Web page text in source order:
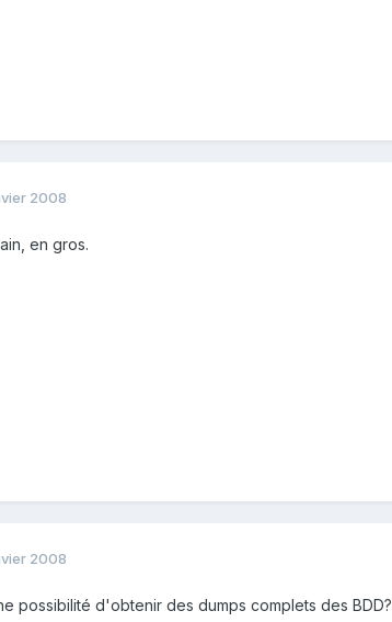
2008
en gros.
2008
possibilité d'obtenir des dumps complets des BDD?